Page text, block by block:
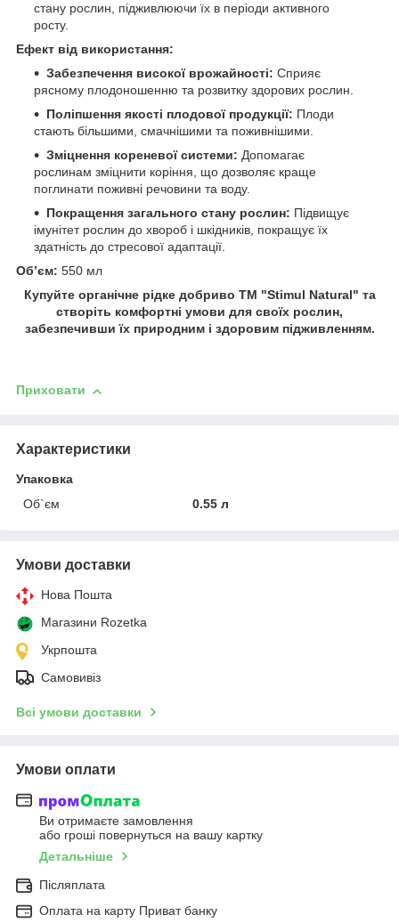
стану рослин, підживлюючи їх в періоди активного
росту.
Ефект від використання:
Забезпечення високої врожайності: Сприяє
рясному плодоношенню та розвитку здорових рослин.
Поліпшення якості плодової продукції: Плоди
стають більшими, смачнішими та поживнішими.
Зміцнення кореневої системи: Допомагає
рослинам зміцнити коріння, що дозволяє краще
поглинати поживні речовини та воду.
Покращення загального стану рослин: Підвищує
імунітет рослин до хвороб і шкідників, покращує їх
здатність до стресової адаптації.
Об’єм: 550 мл
Купуйте органічне рідке добриво ТМ "Stimul Natural" та
створіть комфортні умови для своїх рослин,
забезпечивши їх природним і здоровим підживленням.
Приховати
Характеристики
Упаковка
Об`єм
0.55 л
Умови доставки
Нова Пошта
Магазини Rozetka
Укрпошта
Самовивіз
Всі умови доставки
Умови оплати
Ви отримаєте замовлення
або гроші повернуться на вашу картку
Детальніше
Післяплата
Оплата на карту Приват банку